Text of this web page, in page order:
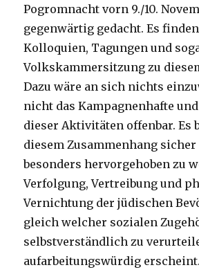
Pogromnacht vorn 9./10.
gegenwärtig gedacht. Es
Kolloquien, Tagungen und
Volkskammersitzung zu
Dazu wäre an sich nichts
nicht das Kampagnenhafte
dieser Aktivitäten offenbar. Es
diesem Zusammenhang
besonders hervorgehoben zu
Verfolgung, Vertreibung und
Vernichtung der jüdischen
gleich welcher sozialen
selbstverständlich zu
aufarbeitungswürdig